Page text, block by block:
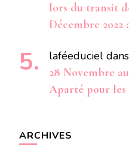
lors du transit
Décembre 2022
laféeduciel dans
28 Novembre
Aparté pour les
ARCHIVES